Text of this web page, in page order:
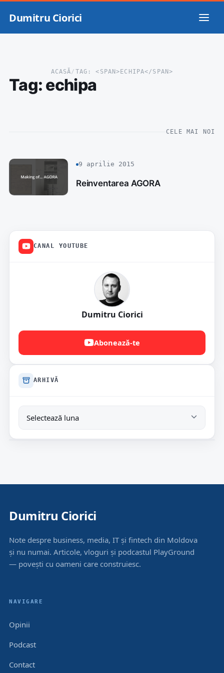
Dumitru Ciorici
ACASĂ/ TAG: <SPAN>ECHIPA</SPAN>
Tag: echipa
CELE MAI NOI
9 aprilie 2015
Reinventarea AGORA
CANAL YOUTUBE
Dumitru Ciorici
Abonează-te
ARHIVĂ
Dumitru Ciorici
Note despre business, media, IT și fintech din Moldova
și nu numai. Articole, vloguri și podcastul PlayGround
— povești cu oameni care construiesc.
NAVIGARE
Opinii
Podcast
Contact